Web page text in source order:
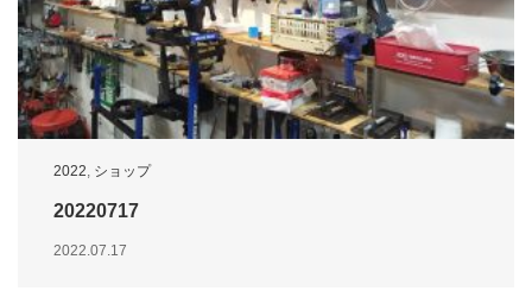
2022, ショップ
20220717
2022.07.17